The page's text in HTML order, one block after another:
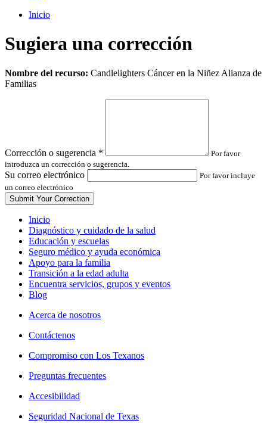
Inicio
Sugiera una corrección
Leave
this
Nombre del recurso: Candlelighters Cáncer en la Niñez Alianza de
Familias
Corrección o sugerencia *
Por favor
introduzca un corrección o sugerencia.
Su correo electrónico
Por favor incluye
un correo electrónico
Inicio
Diagnóstico y cuidado de la salud
Educación y escuelas
Seguro médico y ayuda económica
Apoyo para la familia
Transición a la edad adulta
Encuentra servicios, grupos y eventos
Blog
Acerca de nosotros
Contáctenos
Compromiso con Los Texanos
Preguntas frecuentes
Accesibilidad
Seguridad Nacional de Texas